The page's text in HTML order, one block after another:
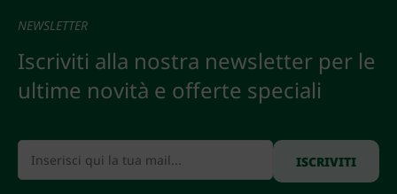
NEWSLETTER
Iscriviti alla nostra newsletter per le
ultime novità e offerte speciali